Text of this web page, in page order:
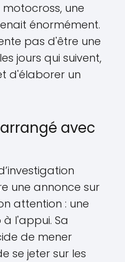
une
énormément.
pas d'être une
jours qui suivent,
d'élaborer un
avec
une annonce sur
attention : une
l'appui. Sa
de mener
se jeter sur les